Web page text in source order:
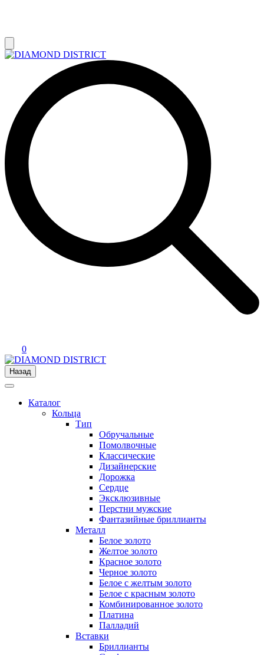
0
Назад
Каталог
Кольца
Тип
Обручальные
Помолвочные
Классические
Дизайнерские
Дорожка
Сердце
Эксклюзивные
Перстни мужские
Фантазийные бриллианты
Металл
Белое золото
Желтое золото
Красное золото
Черное золото
Белое с желтым золото
Белое с красным золото
Комбинированное золото
Платина
Палладий
Вставки
Бриллианты